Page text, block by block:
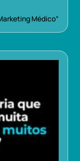
Médico”